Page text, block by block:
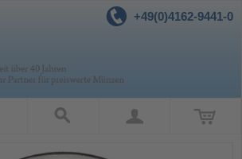
+49(0)4162-9441-0